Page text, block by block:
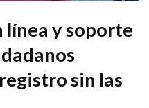
línea y soporte
sin las